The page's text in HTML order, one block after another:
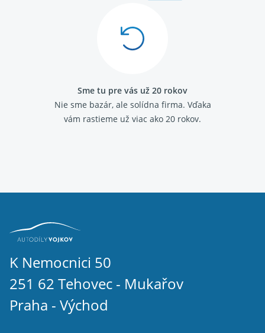
Sme tu pre vás už 20 rokov
Nie sme bazár, ale solídna firma. Vďaka
vám rastieme už viac ako 20 rokov.
K Nemocnici 50
251 62 Tehovec - Mukařov
Praha - Východ